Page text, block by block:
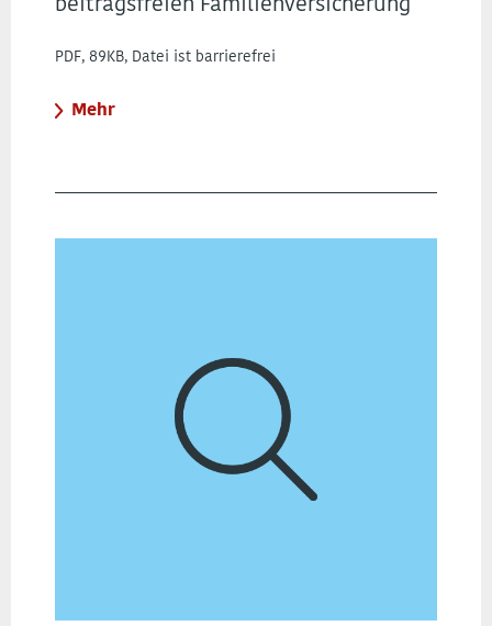
beitragsfreien Familienversicherung
PDF, 89KB, Datei ist barrierefrei
Mehr